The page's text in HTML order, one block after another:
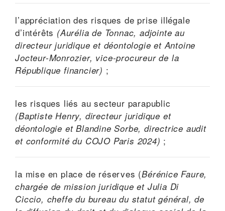
l’appréciation des risques de prise illégale
d’intérêts (Aurélia de Tonnac, adjointe au
directeur juridique et déontologie et Antoine
Jocteur-Monrozier, vice-procureur de la
République financier) ;
les risques liés au secteur parapublic
(Baptiste Henry, directeur juridique et
déontologie et Blandine Sorbe, directrice audit
et conformité du COJO Paris 2024) ;
la mise en place de réserves (Bérénice Faure,
chargée de mission juridique et Julia Di
Ciccio, cheffe du bureau du statut général, de